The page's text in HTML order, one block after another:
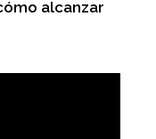
alcanzar